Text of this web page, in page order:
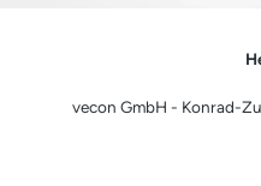
vecon GmbH - Konrad-